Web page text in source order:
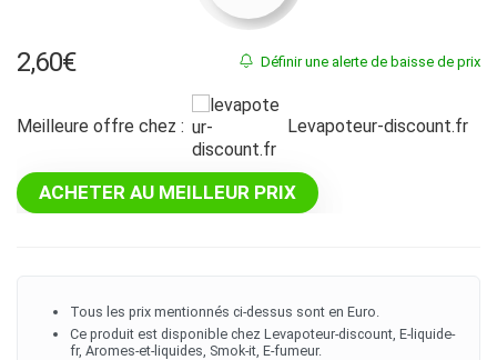
Définir une alerte de baisse de prix
2,60€
Meilleure offre chez : levapoteur-discount.fr
ACHETER AU MEILLEUR PRIX
Tous les prix mentionnés ci-dessus sont en Euro.
Ce produit est disponible chez Levapoteur-discount, E-liquide-
fr, Aromes-et-liquides, Smok-it, E-fumeur.